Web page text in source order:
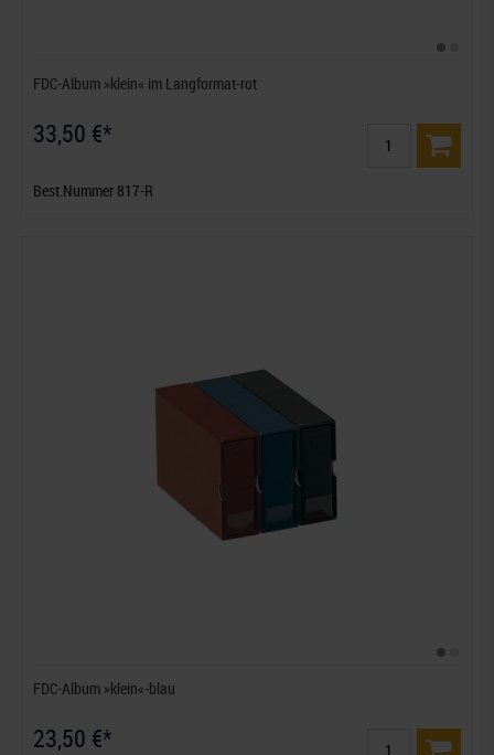
FDC-Album »klein« im Langformat-rot
33,50 €*
Best.Nummer 817-R
FDC-Album »klein«-blau
23,50 €*